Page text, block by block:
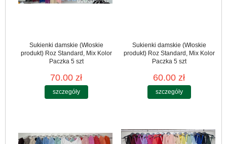
Sukienki damskie (Włoskie
produkt) Roz Standard, Mix Kolor
Paczka 5 szt
70.00 zł
szczegóły
Sukienki damskie (Włoskie
produkt) Roz Standard, Mix Kolor
Paczka 5 szt
60.00 zł
szczegóły